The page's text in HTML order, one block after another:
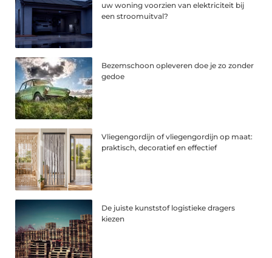
uw woning voorzien van elektriciteit bij
een stroomuitval?
Bezemschoon opleveren doe je zo zonder
gedoe
Vliegengordijn of vliegengordijn op maat:
praktisch, decoratief en effectief
De juiste kunststof logistieke dragers
kiezen